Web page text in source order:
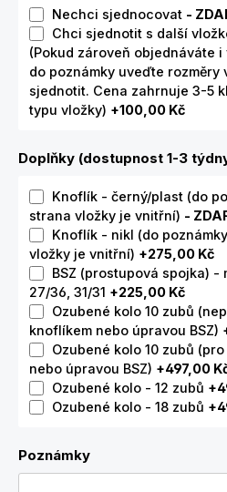
Nechci sjednocovat -
Chci sjednotit s další
(Pokud zároveň objednáváte i
do poznámky uveďte
sjednotit. Cena zahrnuje 3-5
typu vložky) +100,00 Kč
Doplňky (dostupnost 1-3
Knoflík - černý/plast (do
strana vložky je vnitřní) -
Knoflík - nikl (do
vložky je vnitřní) +275,00 Kč
BSZ (prostupová spojka) -
27/36, 31/31 +225,00 Kč
Ozubené kolo 10 zubů
knoflíkem nebo úpravou BSZ)
Ozubené kolo 10 zubů
nebo úpravou BSZ) +497,00
Ozubené kolo - 12 zubů
Ozubené kolo - 18 zubů
Poznámky